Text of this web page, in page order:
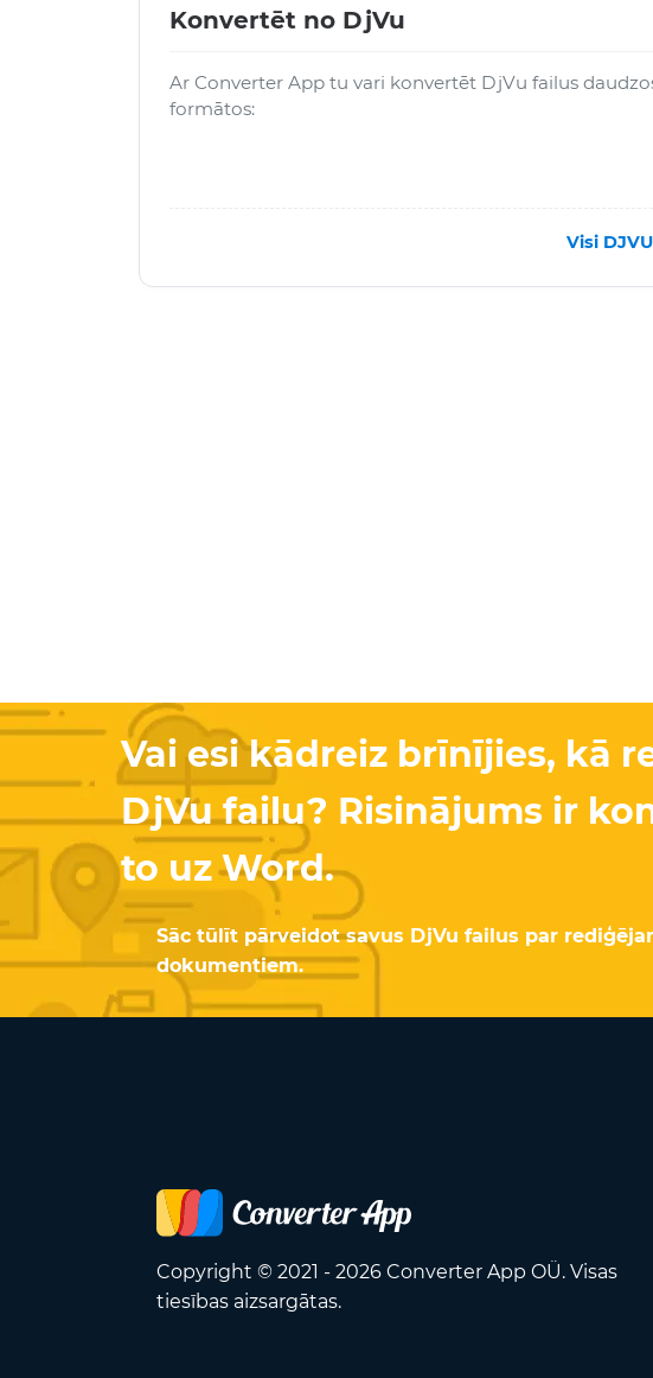
Konvertēt no DjVu
Ar Converter App tu vari konvertēt DjVu failus
formātos:
Visi
Vai esi kādreiz brīnījies, kā
DjVu failu? Risinājums ir
to uz Word.
Sāc tūlīt pārveidot savus DjVu failus par
dokumentiem.
Copyright © 2021 - 2026 Converter App OÜ. Visas
tiesības aizsargātas.